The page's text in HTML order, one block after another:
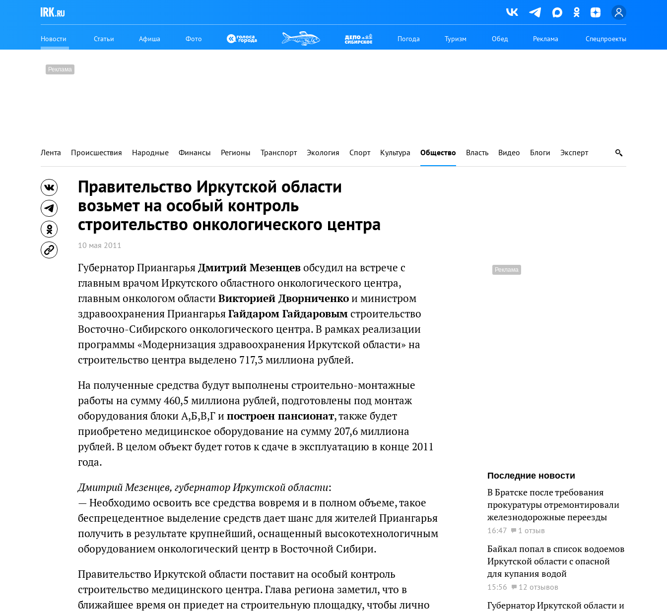
Новости Статьи Афиша Фото Погода Туризм Обед Реклама Спецпроекты
Лента Происшествия Народные Финансы Регионы Транспорт Экология Спорт Культура Общество Власть Видео Блоги Эксперт
Правительство Иркутской области
возьмет на особый контроль
строительство онкологического центра
10 мая 2011
Губернатор ПриангарьяДмитрий Мезенцевобсудил на встрече с
главным врачом Иркутского областного онкологического центра,
главным онкологом области Викторией Дворниченкои министром
здравоохранения ПриангарьяГайдаром Гайдаровымстроительство
Восточно-Сибирского онкологического центра. В рамках реализации
программы «Модернизация здравоохранения Иркутской области» на
строительство центра выделено 717,3 миллиона рублей.
На полученные средства будут выполнены строительно-монтажные
работы на сумму 460,5 миллиона рублей, подготовлены под монтаж
оборудования блоки А,Б,В,Г и построен пансионат, также будет
приобретено медицинское оборудование на сумму 207,6 миллиона
рублей. В целом объект будет готов к сдаче в эксплуатацию в конце 2011
года.
Дмитрий Мезенцев, губернатор Иркутской области:
— Необходимо освоить все средства вовремя и в полном объеме, такое
беспрецедентное выделение средств дает шанс для жителей Приангарья
получить в результате крупнейший, оснащенный высокотехнологичным
оборудованием онкологический центр в Восточной Сибири.
Правительство Иркутской области поставит на особый контроль
строительство медицинского центра. Глава региона заметил, что в
ближайшее время он приедет на строительную площадку, чтобы лично
Последние новости
В Братске после требования
прокуратуры отремонтировали
железнодорожные переезды
16:47 1 отзыв
Байкал попал в список водоемов
Иркутской области с опасной
для купания водой
15:56 12 отзывов
Губернатор Иркутской области и